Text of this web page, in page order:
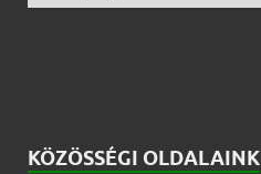
KÖZÖSSÉGI OLDALAINK